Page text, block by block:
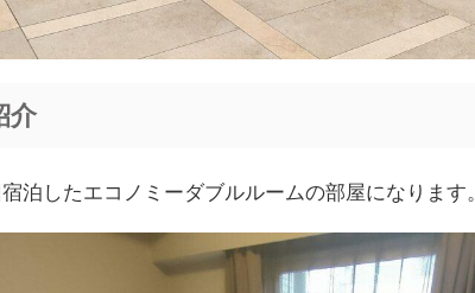
介
泊したエコノミーダブルルームの部屋になります。